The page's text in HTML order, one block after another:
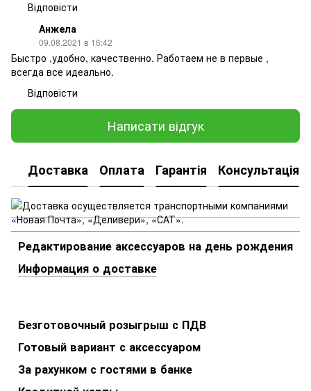
Відповісти
Анжела
09.08.2021 в 16:42
Быстро ,удобно, качественно. Работаем не в первые ,
всегда все идеально.
Відповісти
Написати відгук
Доставка Оплата Гарантія Консультація
Редактирование аксессуаров на день рождения
Информация о доставке
Безготовочный розыгрыш с ПДВ
Готовый вариант с аксессуаром
За рахунком с гостями в банке